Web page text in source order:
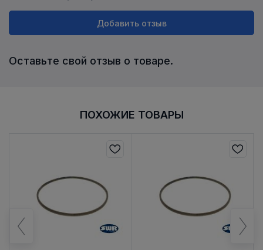
Добавить отзыв
Оставьте свой отзыв о товаре.
ПОХОЖИЕ ТОВАРЫ